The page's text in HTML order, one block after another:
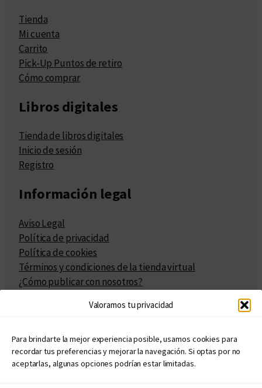
Valoramos tu privacidad
Para brindarte la mejor experiencia posible, usamos cookies para
recordar tus preferencias y mejorar la navegación. Si optas por no
aceptarlas, algunas opciones podrían estar limitadas.
Tienda
Mi cuenta
Carrito
Pick-Up Puntos de retiro
Cómo comprar
Libros digitales
Tienda de libros digitales
Inicio de sesión
Registro
Información legal
Aviso Legal
Política de privacidad
Política de cookies
Términos y condiciones de la tienda virtual
¿Cómo publicar con nosotros?
Políticas de publicación
Políticas de coedición
Atribuciones